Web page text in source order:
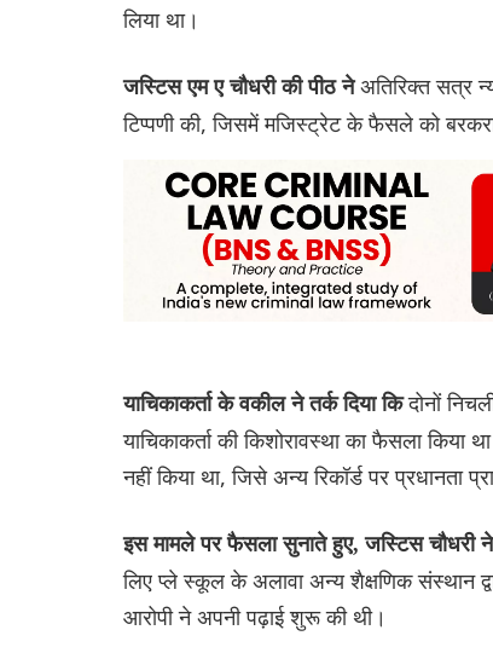
लिया था।
जस्टिस एम ए चौधरी की पीठ नेअतिरिक्त सत्र
टिप्पणी की, जिसमें मजिस्ट्रेट के फैसले को
याचिकाकर्ता के वकील ने तर्क दिया किदोनों
याचिकाकर्ता की किशोरावस्था का फैसला किया
नहीं किया था, जिसे अन्य रिकॉर्ड पर प्रधानता
इस मामले पर फैसला सुनाते हुए, जस्टिस चौधरी
लिए प्ले स्कूल के अलावा अन्य शैक्षणिक संस्थान
आरोपी ने अपनी पढ़ाई शुरू की थी।